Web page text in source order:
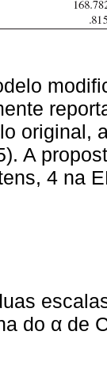
original,
A
4 na
do α de